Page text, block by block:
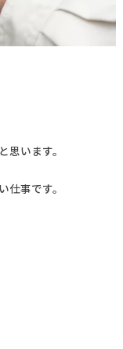
います。
事です。